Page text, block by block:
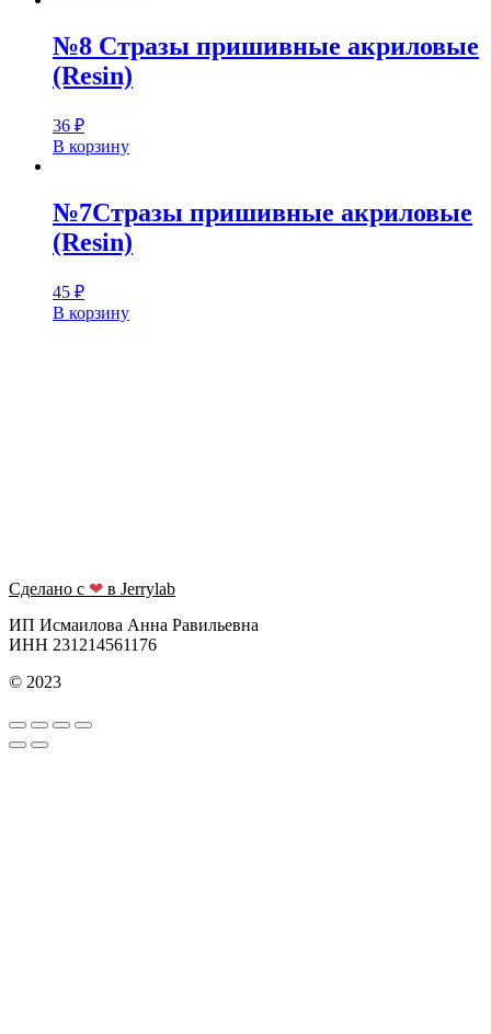
№8 Стразы пришивные акриловые
(Resin)
36 ₽
В корзину
№7Стразы пришивные акриловые
(Resin)
45 ₽
В корзину
Сделано с ❤ в Jerrylab
ИП Исмаилова Анна Равильевна
ИНН 231214561176
© 2023